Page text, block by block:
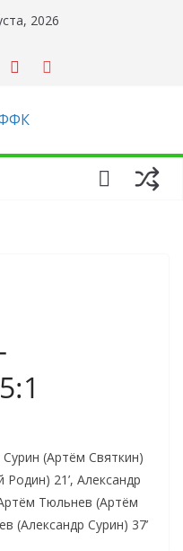
2026
(Артём Святкин)
Родин) 21’, Александр
Тюльнев (Артём
(Александр Сурин) 37’